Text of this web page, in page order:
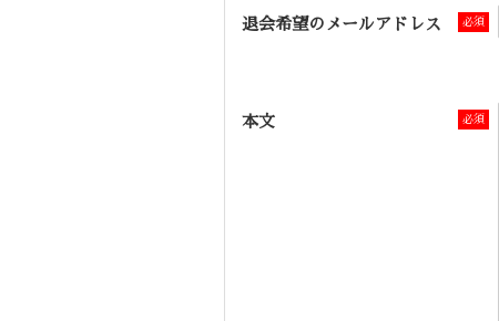
退会希望のメールアドレス
本文